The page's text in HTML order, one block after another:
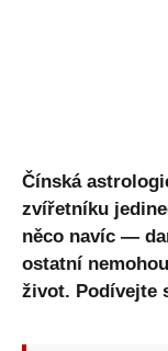
Čínská
zvířetníku
něco navíc —
ostatní
život. Podívejte